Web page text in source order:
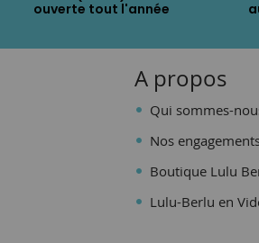
ouverte tout l'année
A propos
Qui sommes-
Nos
Boutique Lulu
Lulu-Berlu en